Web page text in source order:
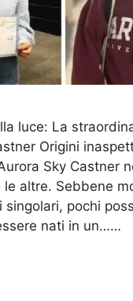
luce: La
Origini
Sky Castner
le altre. Sebbene
singolari, pochi
nati in un……